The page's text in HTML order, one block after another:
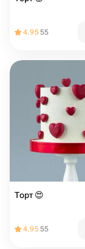
4.9555
Торт ️😍
4.9555